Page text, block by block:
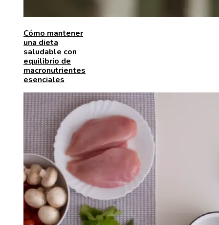
Cómo mantener
una dieta
saludable con
equilibrio de
macronutrientes
esenciales